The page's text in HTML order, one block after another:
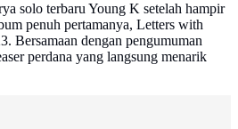
solo terbaru Young K setelah hampir
penuh pertamanya, Letters with
Bersamaan dengan pengumuman
perdana yang langsung menarik